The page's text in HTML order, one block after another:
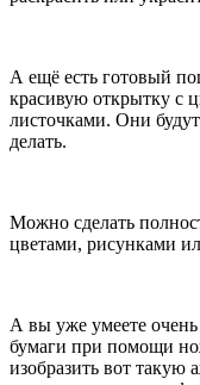
А ещё есть готовый
красивую открытку с
листочками. Они
делать.
Можно сделать
цветами, рисунками
А вы уже умеете очень
бумаги при помощи
изобразить вот